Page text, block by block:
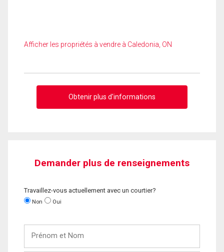
Afficher les propriétés à vendre à Caledonia, ON
Obtenir plus d'informations
Demander plus de renseignements
Travaillez-vous actuellement avec un courtier?
Non Oui
Nom